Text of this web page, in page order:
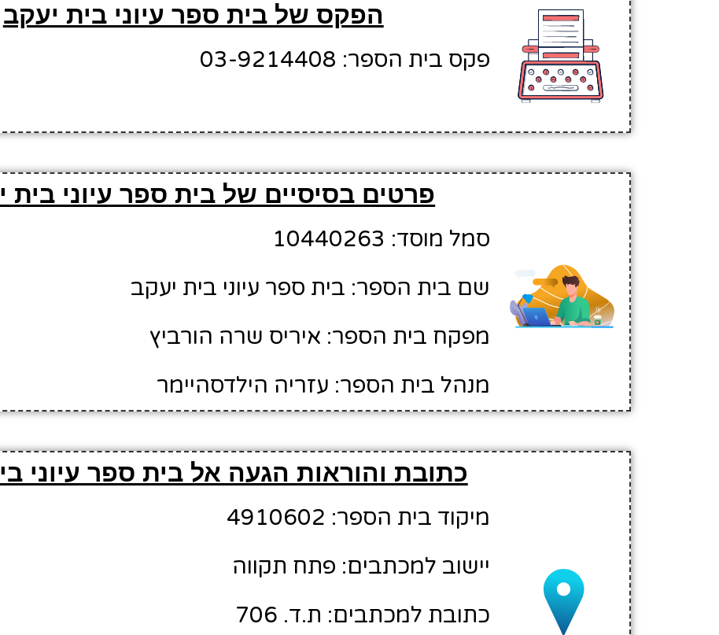
הפקס של בית ספר עיוני בית יעקב
פקס בית הספר: 03-9214408
פרטים בסיסיים של בית ספר עיוני בית
סמל מוסד: 10440263
שם בית הספר: בית ספר עיוני בית יעקב
מפקח בית הספר: איריס שרה הורביץ
מנהל בית הספר: עזריה הילדסהיימר
כתובת והוראות הגעה אל בית ספר עיוני
מיקוד בית הספר: 4910602
יישוב למכתבים: פתח תקווה
כתובת למכתבים: ת.ד. 706